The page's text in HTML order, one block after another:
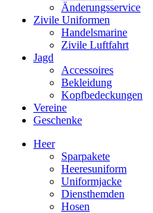
Änderungsservice
Zivile Uniformen
Handelsmarine
Zivile Luftfahrt
Jagd
Accessoires
Bekleidung
Kopfbedeckungen
Vereine
Geschenke
Heer
Sparpakete
Heeresuniform
Uniformjacke
Diensthemden
Hosen